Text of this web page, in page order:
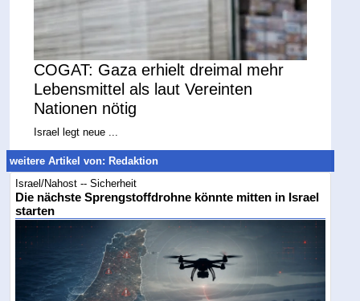
COGAT: Gaza erhielt dreimal mehr
Lebensmittel als laut Vereinten
Nationen nötig
Israel legt neue ...
weitere Artikel von: Redaktion
Israel/Nahost -- Sicherheit
Die nächste Sprengstoffdrohne könnte mitten in Israel
starten